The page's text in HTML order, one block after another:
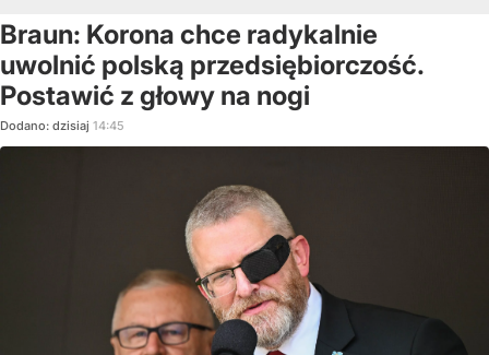
Braun: Korona chce radykalnie
uwolnić polską przedsiębiorczość.
Postawić z głowy na nogi
Dodano: dzisiaj 14:45